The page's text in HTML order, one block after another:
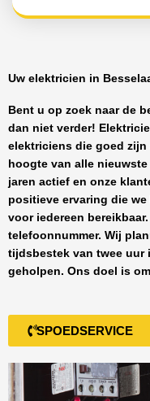
Uw elektricien in
Bent u op zoek naar de
dan niet verder!
elektriciens die goed zijn
hoogte van alle nieuwste
jaren actief en onze
positieve ervaring die we
voor iedereen
telefoonnummer. Wij
tijdsbestek van twee uur
geholpen. Ons doel is
SPOEDSERVICE